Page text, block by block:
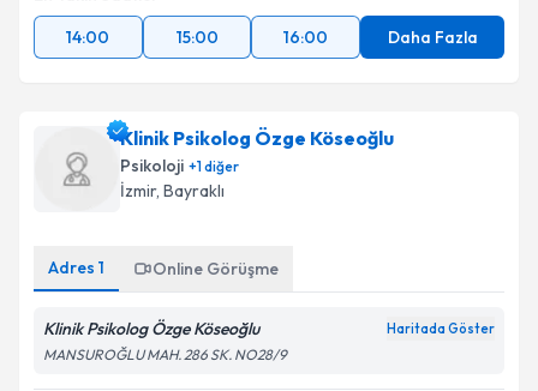
14:00
15:00 16:00 Daha Fazla
Klinik Psikolog Özge Köseoğlu
Psikoloji +1diğer
İzmir, Bayraklı
Adres 1 Online Görüşme
Klinik Psikolog Özge Köseoğlu Haritada Göster
MANSUROĞLU MAH. 286 SK. NO28/9